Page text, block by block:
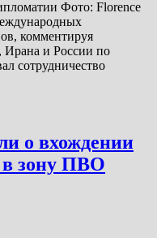
Фото: Florence
комментируя
Ирана и России по
сотрудничество
о вхождении
в зону ПВО